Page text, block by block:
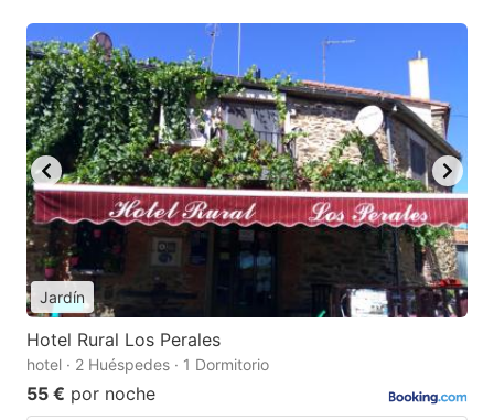
Jardín
Hotel Rural Los Perales
hotel · 2 Huéspedes · 1 Dormitorio
55 € por noche